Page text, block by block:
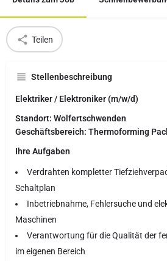
Teilen
Stellenbeschreibung
Elektriker / Elektroniker (m/w/d)
Standort: Wolfertschwenden
Geschäftsbereich: Thermoforming
Ihre Aufgaben
Verdrahten kompletter
Schaltplan
Inbetriebnahme, Fehlersuche und
Maschinen
Verantwortung für die Qualität der
im eigenen Bereich